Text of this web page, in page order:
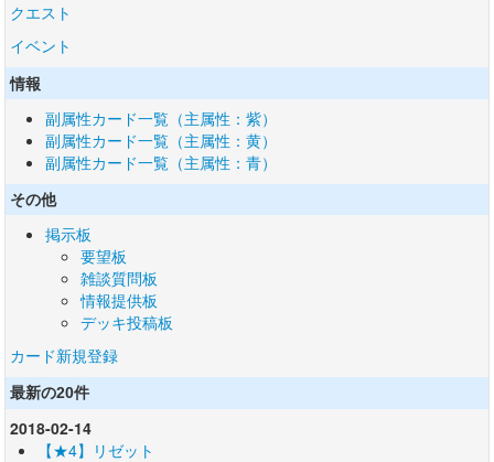
クエスト
イベント
情報
副属性カード一覧（主属性：紫）
副属性カード一覧（主属性：黄）
副属性カード一覧（主属性：青）
その他
掲示板
要望板
雑談質問板
情報提供板
デッキ投稿板
カード新規登録
最新の20件
2018-02-14
【★4】リゼット